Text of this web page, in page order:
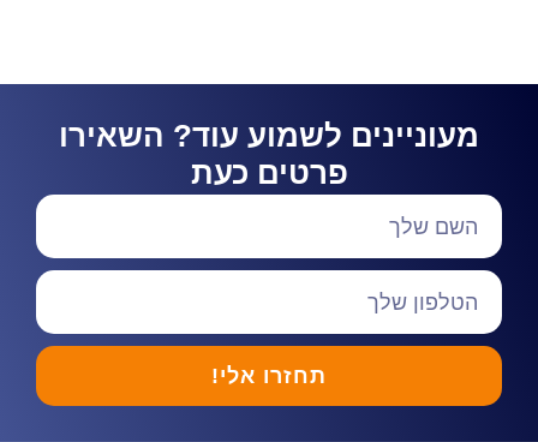
מעוניינים לשמוע עוד? השאירו
פרטים כעת
תחזרו אלי!